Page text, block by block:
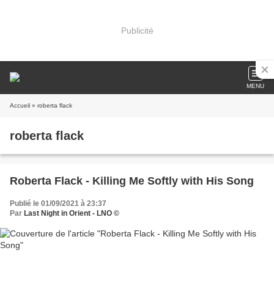
Publicité
MENU
Accueil » roberta flack
roberta flack
Roberta Flack - Killing Me Softly with His Song
Publié le 01/09/2021 à 23:37
Par Last Night in Orient - LNO ©